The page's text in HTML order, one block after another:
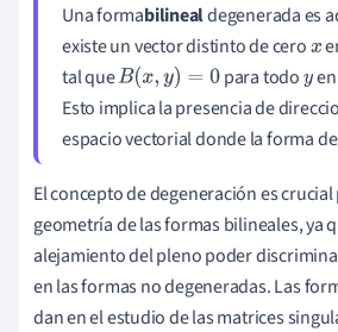
Una formabilinealdegenerada es
existe un vector distinto de cerox
tal queB(x,y)=0 para todoy
Esto implica la presencia de
espacio vectorial donde la forma
El concepto de degeneración es
geometría de las formas bilineales, ya
alejamiento del pleno poder
en las formas no degeneradas. Las
dan en el estudio de las matrices